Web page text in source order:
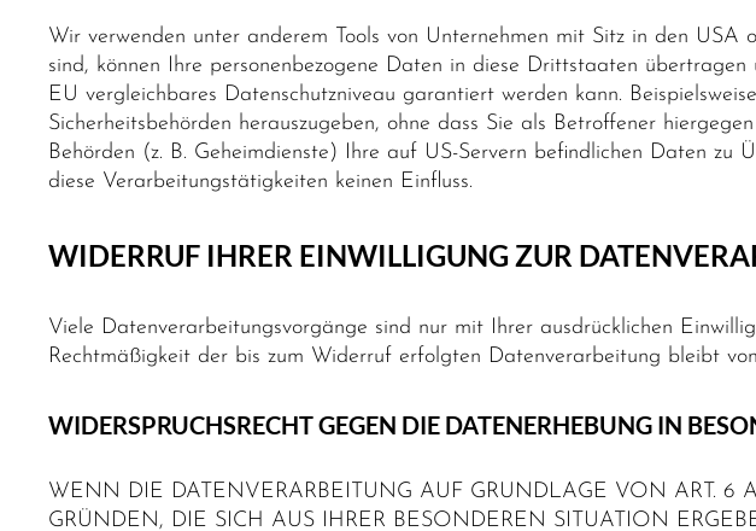
Wir verwenden unter anderem Tools von Unternehmen mit Sitz in den
sind, können Ihre personenbezogene Daten in diese Drittstaaten
EU vergleichbares Datenschutzniveau garantiert werden kann.
Sicherheitsbehörden herauszugeben, ohne dass Sie als Betroffener
Behörden (z. B. Geheimdienste) Ihre auf US-Servern befindlichen Daten
diese Verarbeitungstätigkeiten keinen Einfluss.
WIDERRUF IHRER EINWILLIGUNG ZUR
Viele Datenverarbeitungsvorgänge sind nur mit Ihrer ausdrücklichen
Rechtmäßigkeit der bis zum Widerruf erfolgten Datenverarbeitung bleibt
WIDERSPRUCHSRECHT GEGEN DIE DATENERHEBUNG IN
WENN DIE DATENVERARBEITUNG AUF GRUNDLAGE VON ART. 6
GRÜNDEN, DIE SICH AUS IHRER BESONDEREN SITUATION